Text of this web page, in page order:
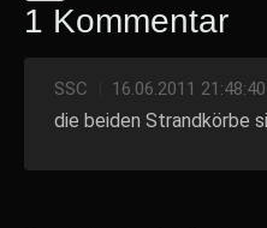
1 Kommentar
SSC 16.06.2011 21:48:40
die beiden Strandkörbe